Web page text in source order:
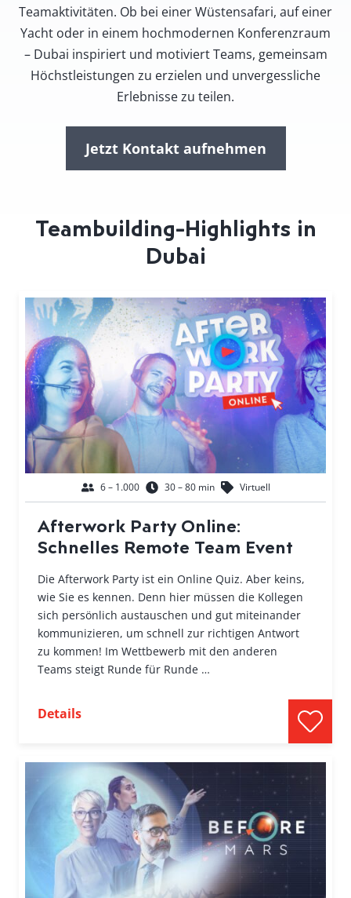
Teamaktivitäten. Ob bei einer Wüstensafari, auf einer
Yacht oder in einem hochmodernen Konferenzraum
– Dubai inspiriert und motiviert Teams, gemeinsam
Höchstleistungen zu erzielen und unvergessliche
Erlebnisse zu teilen.
Jetzt Kontakt aufnehmen
Teambuilding-Highlights in
Dubai
6 – 1.000 30 – 80 min Virtuell
Afterwork Party Online:
Schnelles Remote Team Event
Die Afterwork Party ist ein Online Quiz. Aber keins,
wie Sie es kennen. Denn hier müssen die Kollegen
sich persönlich austauschen und gut miteinander
kommunizieren, um schnell zur richtigen Antwort
zu kommen! Im Wettbewerb mit den anderen
Teams steigt Runde für Runde …
Details